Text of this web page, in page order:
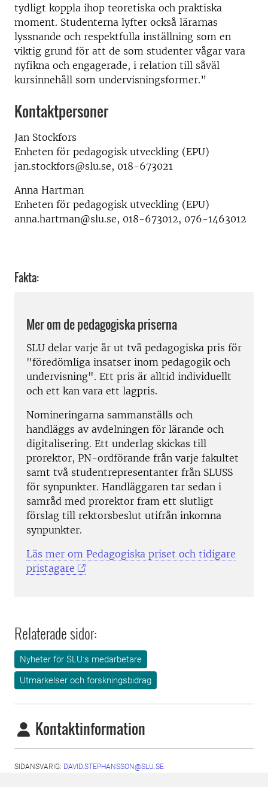
tydligt koppla ihop teoretiska och praktiska
moment. Studenterna lyfter också lärarnas
lyssnande och respektfulla inställning som en
viktig grund för att de som studenter vågar vara
nyfikna och engagerade, i relation till såväl
kursinnehåll som undervisningsformer.”
Kontaktpersoner
Jan Stockfors
Enheten för pedagogisk utveckling (EPU)
jan.stockfors@slu.se, 018-673021
Anna Hartman
Enheten för pedagogisk utveckling (EPU)
anna.hartman@slu.se, 018-673012, 076-1463012
Fakta:
Mer om de pedagogiska priserna
SLU delar varje år ut två pedagogiska pris för
"föredömliga insatser inom pedagogik och
undervisning". Ett pris är alltid individuellt
och ett kan vara ett lagpris.
Nomineringarna sammanställs och
handläggs av avdelningen för lärande och
digitalisering. Ett underlag skickas till
prorektor, PN-ordförande från varje fakultet
samt två studentrepresentanter från SLUSS
för synpunkter. Handläggaren tar sedan i
samråd med prorektor fram ett slutligt
förslag till rektorsbeslut utifrån inkomna
synpunkter.
Läs mer om Pedagogiska priset och tidigare
pristagare
Relaterade sidor:
Nyheter för SLU:s medarbetare
Utmärkelser och forskningsbidrag
Kontaktinformation
SIDANSVARIG: DAVID.STEPHANSSON@SLU.SE